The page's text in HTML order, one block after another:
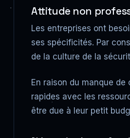
Attitude non
Les entreprises ont
ses spécificités. Par
de la culture de la
En raison du manque
rapides avec les
être due à leur petit